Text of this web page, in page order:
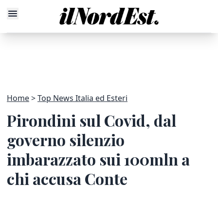
Home Top News Italia ed Esteri
Pirondini sul Covid, dal
governo silenzio
imbarazzato sui 100mln a
chi accusa Conte